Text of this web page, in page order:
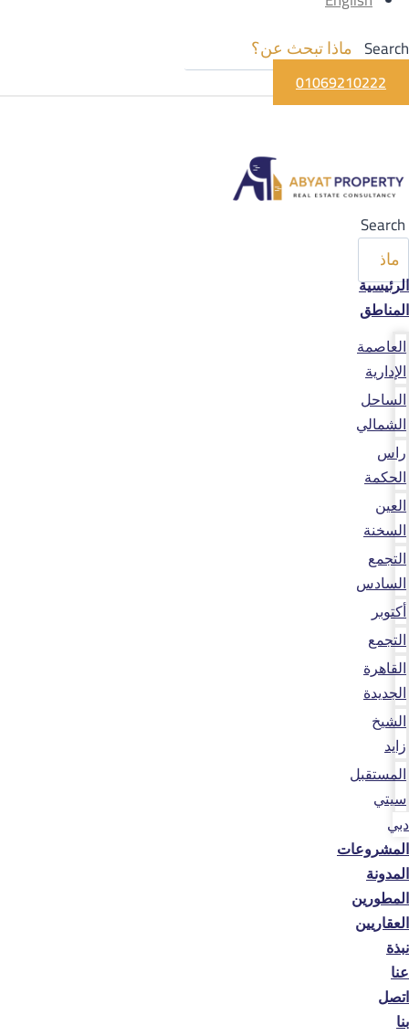
Search
01069210222
Search
الرئيسية
المناطق
العاصمة
الإدارية
الساحل
الشمالي
راس
الحكمة
العين
السخنة
التجمع
السادس
أكتوبر
التجمع
القاهرة
الجديدة
الشيخ
زايد
المستقبل
سيتي
دبي
المشروعات
المدونة
المطورين
العقاريين
نبذة
عنا
اتصل
بنا